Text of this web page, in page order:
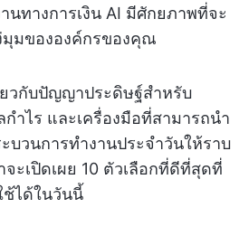
นทางการเงิน AI มีศักยภาพที่จะ
มุมขององค์กรของคุณ
ยวกับปัญญาประดิษฐ์สำหรับ
ำไร และเครื่องมือที่สามารถนำ
บวนการทำงานประจำวันให้ราบ
ะเปิดเผย 10 ตัวเลือกที่ดีที่สุดที่
ได้ในวันนี้